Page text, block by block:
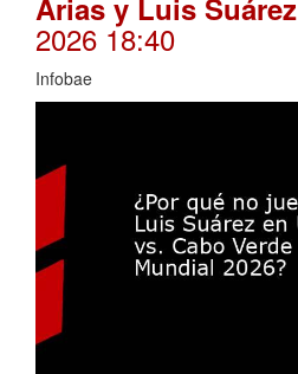
Arias y Luis Suárez
2026 18:40
Infobae